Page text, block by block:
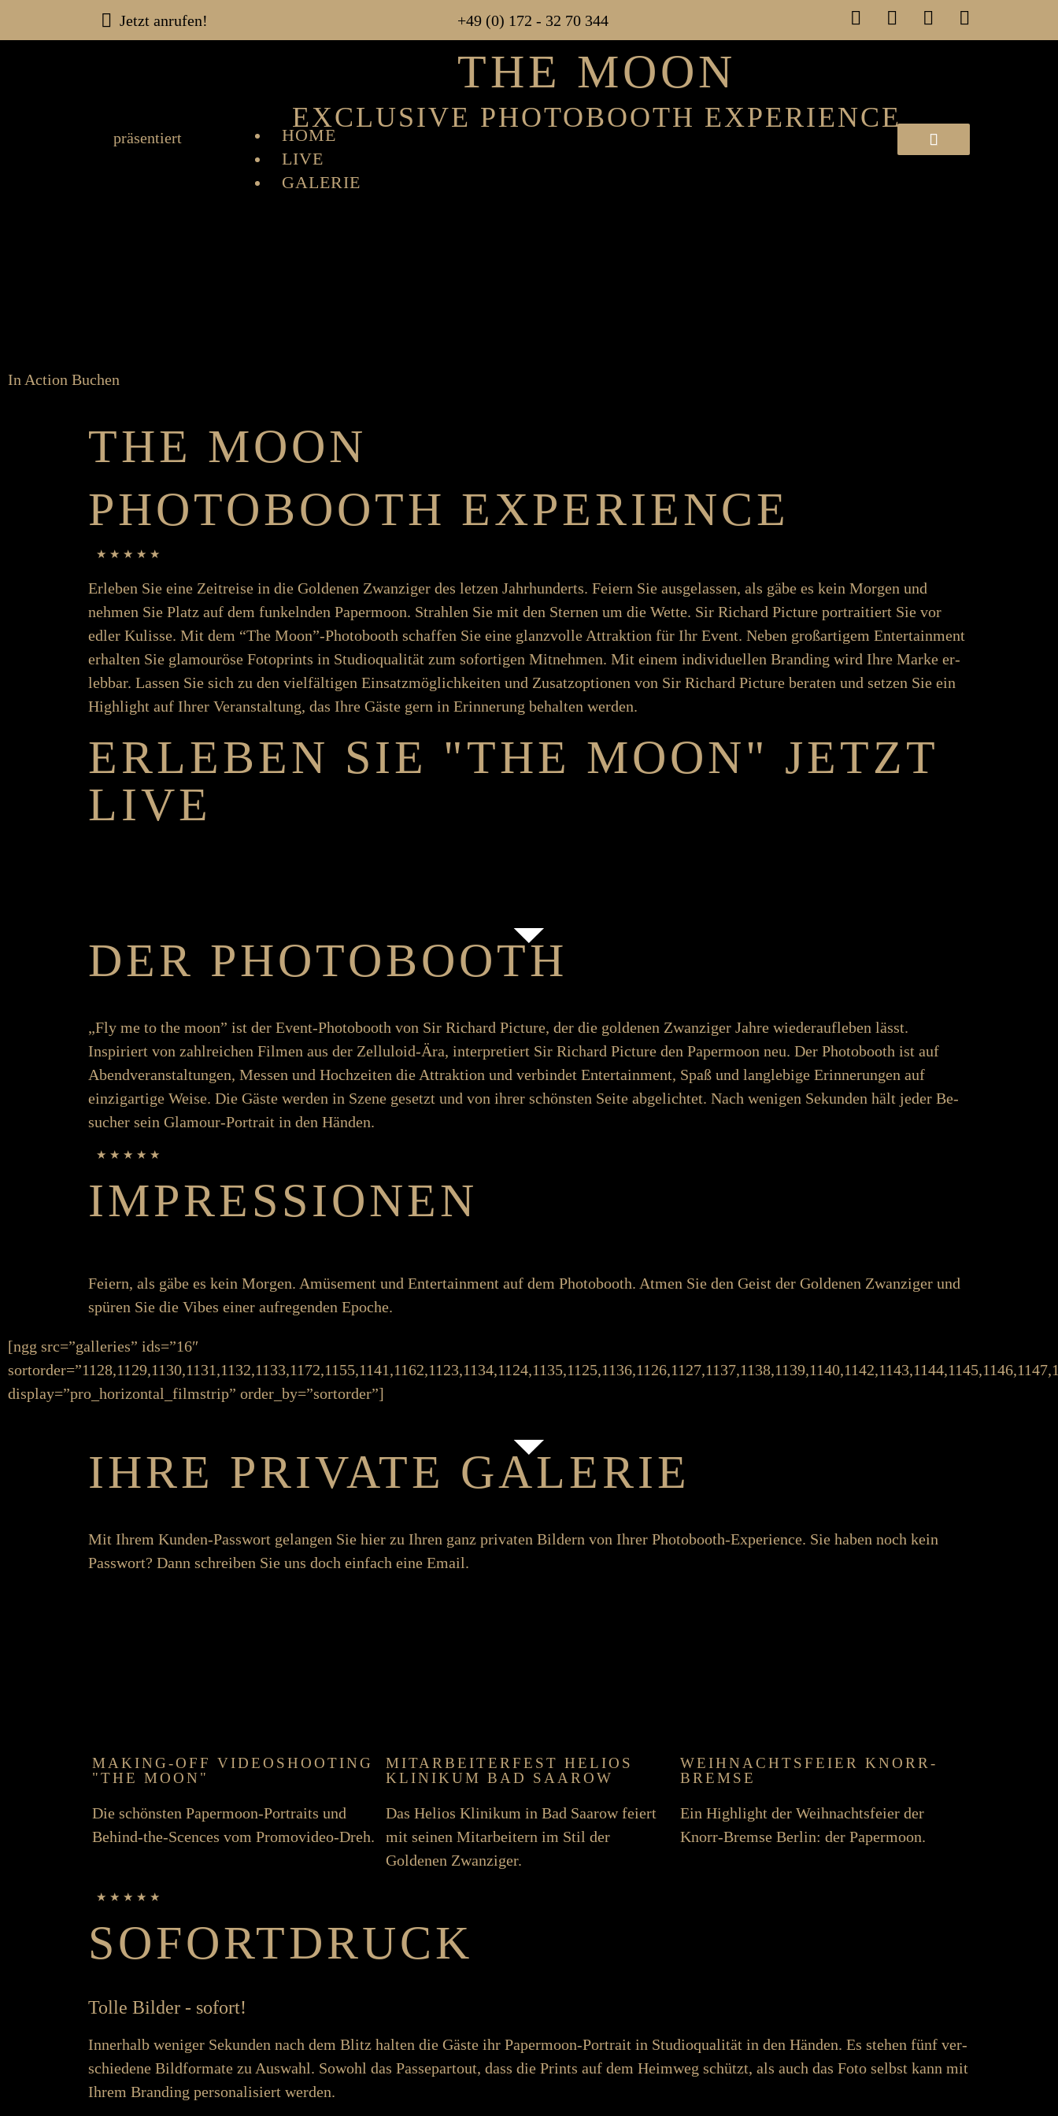
Jetzt anrufen! +49 (0) 172 - 32 70 344
präsentiert
THE MOON
EXCLUSIVE PHOTO­BOOTH EXPERIENCE
HOME
LIVE
GALERIE
In Action Buchen
THE MOON
PHOTO­BOOTH EXPERIENCE
★ ★ ★ ★ ★
Er­­­leben Sie eine Zeit­­­­reise in die Goldenen Zwanziger des letzen Jahr­­­hunderts. Feiern Sie aus­­­­ge­­­­lassen, als gäbe es kein Morgen und
nehmen Sie Platz auf dem funkelnden Paper­­­­moon. Strahlen Sie mit den Sternen um die Wette. Sir Richard Picture portraitiert Sie vor
edler Kulisse. Mit dem “The Moon”-Photo­­­booth schaffen Sie eine glanz­­­­volle Attraktion für Ihr Event. Neben groß­­­artigem Enter­­­­tain­ment
er­­­halten Sie glamouröse Foto­­­­prints in Studio­­­qualität zum sofort­igen Mit­­­­nehmen. Mit einem individuellen Brand­­ing wird Ihre Marke er­­
leb­­bar. Lassen Sie sich zu den viel­­­fält­igen Ein­­­satz­­­möglich­­­keiten und Zu­­satz­­­­optionen von Sir Richard Picture be­­raten und setzen Sie ein
High­­­light auf Ihrer Ver­­­an­­stalt­­ung, das Ihre Gäste gern in Er­­­­inner­­ung be­­­halten werden.
ER­LEBEN SIE "THE MOON" JETZT
LIVE
DER PHOTO­­BOOTH
„Fly me to the moon” ist der Event-Photo­­­­booth von Sir Richard Picture, der die goldenen Zwanziger Jahre wieder­­­­auf­­­­leben lässt.
Inspiriert von zahl­­­­reichen Filmen aus der Zelluloid-Ära, inter­­pretiert Sir Richard Picture den Paper­moon neu. Der Photo­­­­booth ist auf
Abend­­­­ver­­­­an­­­­stalt­­­ungen, Messen und Hoch­­­­zeiten die Attraktion und ver­­­bindet Enter­­­­tain­­ment, Spaß und lang­­­­leb­ige Er­­­­inner­­­ungen auf
einzig­­­artige Weise. Die Gäste werden in Szene ge­­­­setzt und von ihrer schönsten Seite ab­­­­ge­­­­lichtet. Nach wenigen Sekunden hält jeder Be­­­
sucher sein Glamour-Portrait in den Händen.
★ ★ ★ ★ ★
IMPRESSIONEN
Feiern, als gäbe es kein Morgen. Amüsement und Enter­­­tain­­ment auf dem Photo­­­booth. Atmen Sie den Geist der Goldenen Zwanziger und
spüren Sie die Vibes einer auf­­­regenden Epoche.
[ngg src=”galleries” ids=”16″
display=”pro_horizontal_filmstrip” order_by=”sortorder”]
IHRE PRIVATE GALERIE
Mit Ihrem Kunden-Pass­­wort ge­langen Sie hier zu Ihren ganz privaten Bildern von Ihrer Photo­booth-Experience. Sie haben noch kein
Pass­­wort? Dann schreiben Sie uns doch ein­fach eine Email.
MAKING-OFF VIDEO­SHOOTING
"THE MOON"
Die schönsten Paper­moon-Portraits und
Behind-the-Scences vom Promo­video-Dreh.
MIT­ARBEITER­FEST HELIOS
KLINIKUM BAD SAAROW
Das Helios Klinikum in Bad Saarow feiert
mit seinen Mit­arbeitern im Stil der
Goldenen Zwanziger.
WEIH­NACHTS­FEIER KNORR-
BREMSE
Ein High­light der Weih­nachts­feier der
Knorr-Bremse Berlin: der Paper­moon.
★ ★ ★ ★ ★
SOFORT­DRUCK
Tolle Bilder - sofort!
Inner­halb weniger Se­kunden nach dem Blitz halten die Gäste ihr Paper­moon-Portrait in Studio­qualität in den Händen. Es stehen fünf ver­
schiedene Bild­formate zu Aus­wahl. So­wohl das Passe­partout, dass die Prints auf dem Heim­weg schützt, als auch das Foto selbst kann mit
Ihrem Branding personalisiert werden.